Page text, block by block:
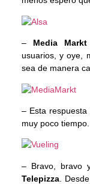
– Media Markt
usuarios, y oye,
sea de manera
– Esta
muy poco
– Bravo, bravo
Telepizza.